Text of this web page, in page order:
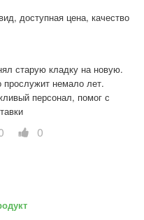
доступная цена, качество
старую кладку на новую.
прослужит немало лет.
персонал, помог с
0